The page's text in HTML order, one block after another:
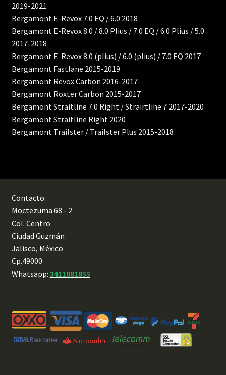
2019-2021
Bergamont E-Revox 7.0 EQ / 6.0 2018
Bergamont E-Revox 8.0 / 8.0 Plius / 7.0 EQ / 6.0 Plius / 5.0
2017-2018
Bergamont E-Revox 8.0 (plius) / 6.0 (plius) / 7.0 EQ 2017
Bergamont Fastlane 2015-2019
Bergamont Revox Carbon 2016-2017
Bergamont Roxter Carbon 2015-2017
Bergamont Straitline 7.0 Right / Strairtline 7 2017-2020
Bergamont Straitline Right 2020
Bergamont Trailster / Trailster Plus 2015-2018
Contacto:
Moctezuma 68 - 2
Col. Centro
Ciudad Guzmán
Jalisco, México
Cp.49000
Whatsapp: 3411081855